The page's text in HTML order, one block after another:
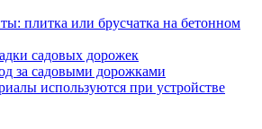
плитка или брусчатка на бетонном
садовых дорожек
за садовыми дорожками
используются при устройстве